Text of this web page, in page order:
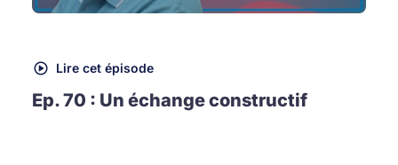
Lire cet épisode
Ep. 70 : Un échange constructif